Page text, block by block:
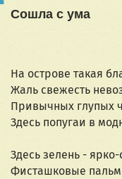
Сошла с ума
На острове такая
Жаль свежесть
Привычных глупых
Здесь попугаи в
Здесь зелень -
Фисташковые